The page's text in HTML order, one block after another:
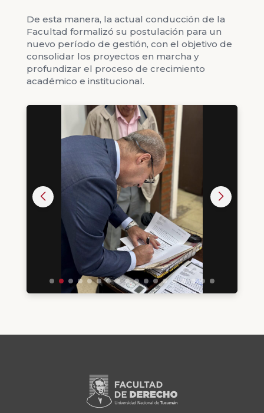
De esta manera, la actual conducción de la
Facultad formalizó su postulación para un
nuevo período de gestión, con el objetivo de
consolidar los proyectos en marcha y
profundizar el proceso de crecimiento
académico e institucional.